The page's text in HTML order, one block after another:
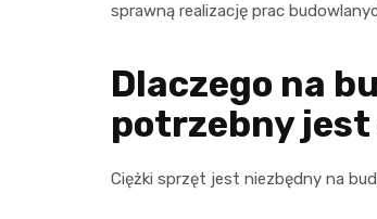
sprawną realizację prac
Dlaczego na
potrzebny
Ciężki sprzęt jest niezbędny na